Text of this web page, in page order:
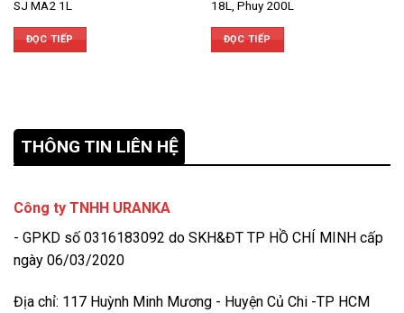
SJ MA2 1L
ĐỌC TIẾP
18L, Phuy 200L
ĐỌC TIẾP
THÔNG TIN LIÊN HỆ
Công ty TNHH URANKA
- GPKD số 0316183092 do SKH&ĐT TP HỒ CHÍ MINH cấp
ngày 06/03/2020
Địa chỉ: 117 Huỳnh Minh Mương - Huyện Củ Chi -TP HCM